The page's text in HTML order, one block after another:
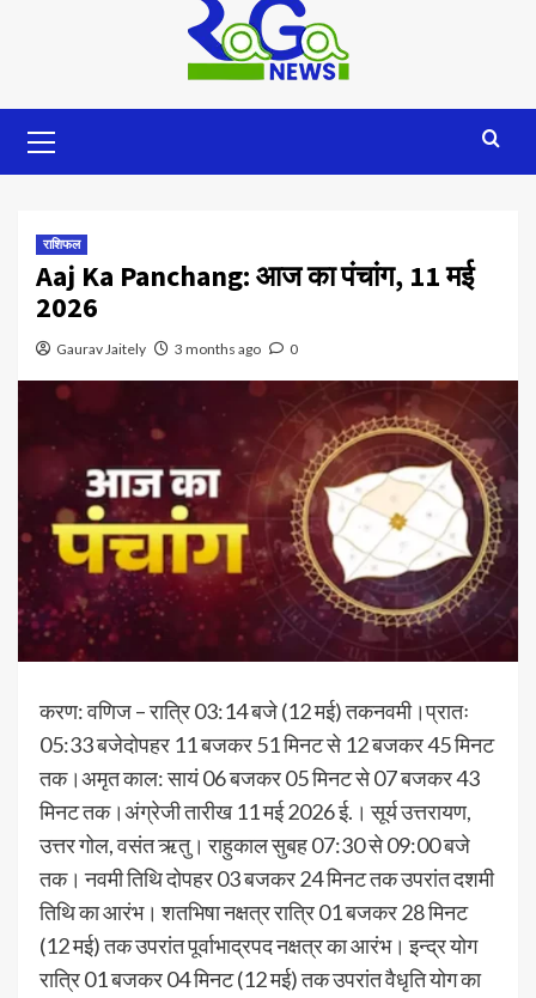
राशिफल
Aaj Ka Panchang: आज का पंचांग, 11 मई
2026
Gaurav Jaitely 3 months ago 0
करण: वणिज – रात्रि 03:14 बजे (12 मई) तकनवमी।प्रातः
05:33 बजेदोपहर 11 बजकर 51 मिनट से 12 बजकर 45 मिनट
तक।अमृत काल: सायं 06 बजकर 05 मिनट से 07 बजकर 43
मिनट तक।अंग्रेजी तारीख 11 मई 2026 ई.। सूर्य उत्तरायण,
उत्तर गोल, वसंत ऋतु। राहुकाल सुबह 07:30 से 09:00 बजे
तक। नवमी तिथि दोपहर 03 बजकर 24 मिनट तक उपरांत दशमी
तिथि का आरंभ। शतभिषा नक्षत्र रात्रि 01 बजकर 28 मिनट
(12 मई) तक उपरांत पूर्वाभाद्रपद नक्षत्र का आरंभ। इन्द्र योग
रात्रि 01 बजकर 04 मिनट (12 मई) तक उपरांत वैधृति योग का